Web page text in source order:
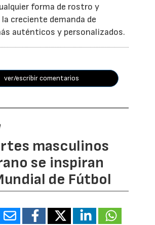
forma de rostro y
creciente demanda de
auténticos y personalizados.
ver/escribir comentarios
masculinos
se inspiran
de Fútbol